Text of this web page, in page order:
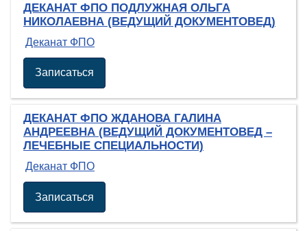
ДЕКАНАТ ФПО ПОДЛУЖНАЯ ОЛЬГА
НИКОЛАЕВНА (ВЕДУЩИЙ ДОКУМЕНТОВЕД)
Деканат ФПО
Записаться
ДЕКАНАТ ФПО ЖДАНОВА ГАЛИНА
АНДРЕЕВНА (ВЕДУЩИЙ ДОКУМЕНТОВЕД –
ЛЕЧЕБНЫЕ СПЕЦИАЛЬНОСТИ)
Деканат ФПО
Записаться